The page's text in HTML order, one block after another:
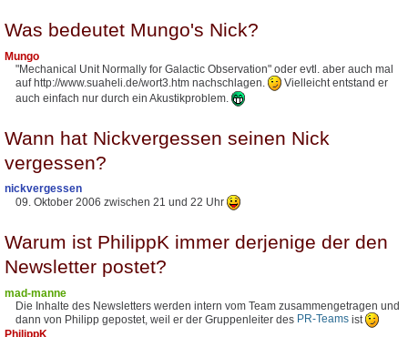
Was bedeutet Mungo's Nick?
Mungo
"Mechanical Unit Normally for Galactic Observation" oder evtl. aber auch mal
auf http://www.suaheli.de/wort3.htm nachschlagen.
Vielleicht entstand er
auch einfach nur durch ein Akustikproblem.
Wann hat Nickvergessen seinen Nick
vergessen?
nickvergessen
09. Oktober 2006 zwischen 21 und 22 Uhr
Warum ist PhilippK immer derjenige der den
Newsletter postet?
mad-manne
Die Inhalte des Newsletters werden intern vom Team zusammengetragen und
dann von Philipp gepostet, weil er der Gruppenleiter des PR-Teams ist
PhilippK